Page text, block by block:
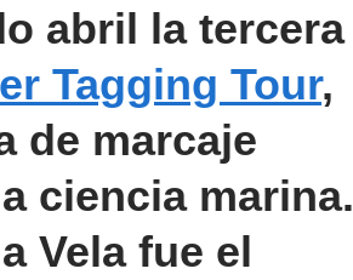
abril la tercera
Tagging Tour,
de marcaje
ciencia marina.
Vela fue el